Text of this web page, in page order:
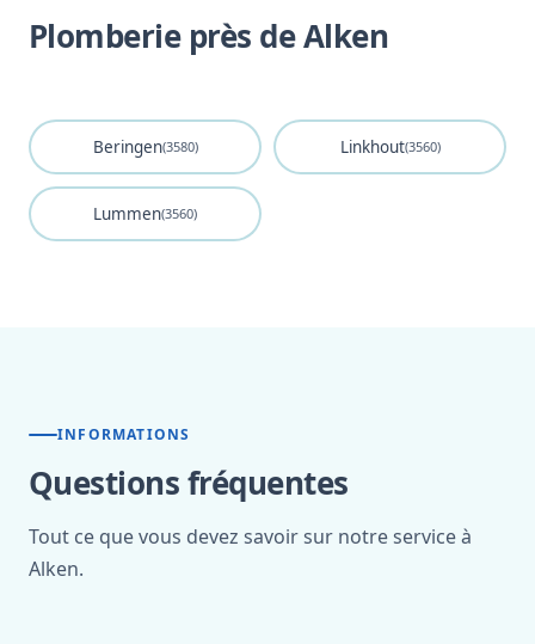
Plomberie près de Alken
Beringen(3580) Linkhout(3560)
Lummen(3560)
INFORMATIONS
Questions fréquentes
Tout ce que vous devez savoir sur notre service à
Alken.